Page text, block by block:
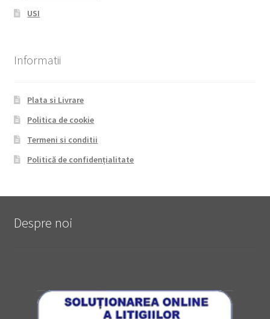
USI
Informatii
Plata si Livrare
Politica de cookie
Termeni si conditii
Politică de confidențialitate
Despre noi